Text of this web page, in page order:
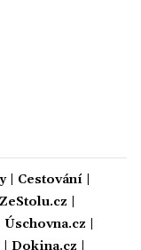
| Cestování|
ZeStolu.cz
Úschovna.cz
Dokina.cz